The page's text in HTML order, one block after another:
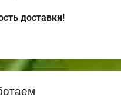
доставки!